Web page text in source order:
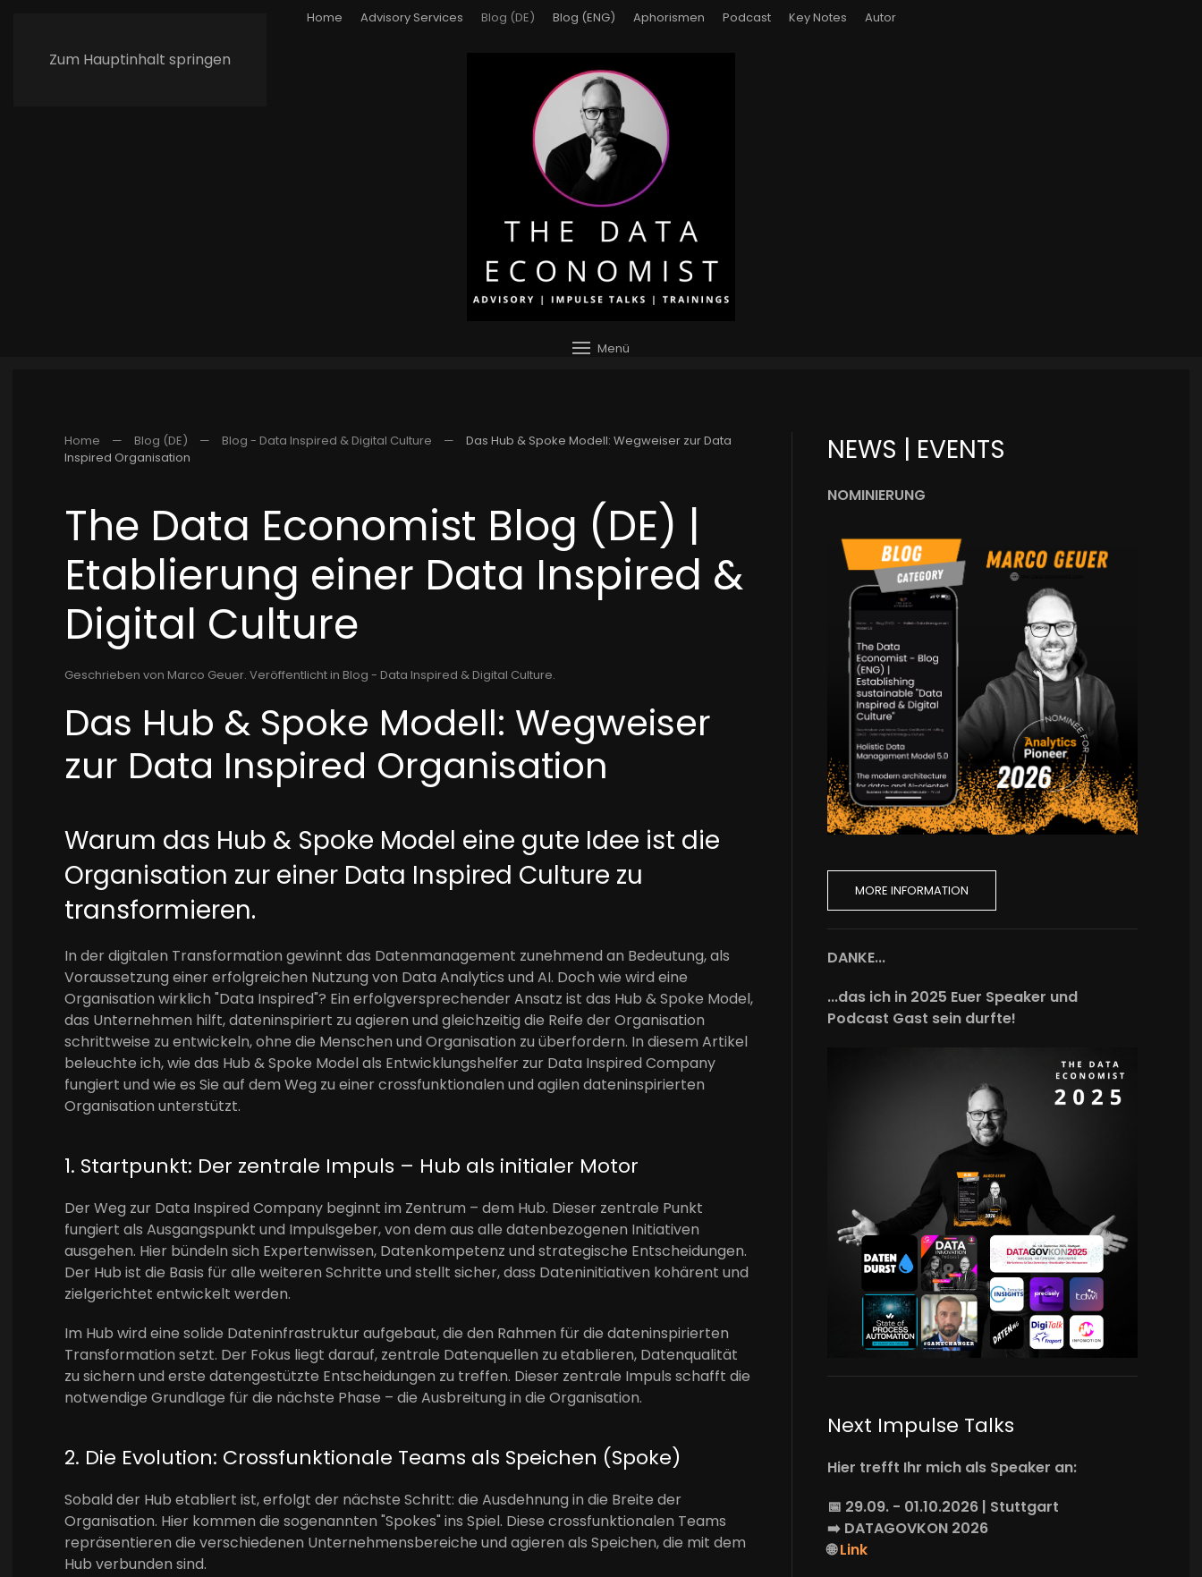
Zum Hauptinhalt springen
Home Advisory Services Blog (DE) Blog (ENG) Aphorismen Podcast Key Notes Autor
Menü
Home Blog (DE) Blog - Data Inspired & Digital Culture
Das Hub & Spoke Modell: Wegweiser zur Data
Inspired Organisation
The Data Economist Blog (DE) |
Etablierung einer Data Inspired &
Digital Culture
Geschrieben von Marco Geuer. Veröffentlicht in Blog - Data Inspired & Digital Culture.
Das Hub & Spoke Modell: Wegweiser
zur Data Inspired Organisation
Warum das Hub & Spoke Model eine gute Idee ist die
Organisation zur einer Data Inspired Culture zu
transformieren.
In der digitalen Transformation gewinnt das Datenmanagement zunehmend an Bedeutung, als
Voraussetzung einer erfolgreichen Nutzung von Data Analytics und AI. Doch wie wird eine
Organisation wirklich "Data Inspired"? Ein erfolgversprechender Ansatz ist das Hub & Spoke Model,
das Unternehmen hilft, dateninspiriert zu agieren und gleichzeitig die Reife der Organisation
schrittweise zu entwickeln, ohne die Menschen und Organisation zu überfordern. In diesem Artikel
beleuchte ich, wie das Hub & Spoke Model als Entwicklungshelfer zur Data Inspired Company
fungiert und wie es Sie auf dem Weg zu einer crossfunktionalen und agilen dateninspirierten
Organisation unterstützt.
1. Startpunkt: Der zentrale Impuls – Hub als initialer Motor
Der Weg zur Data Inspired Company beginnt im Zentrum – dem Hub. Dieser zentrale Punkt
fungiert als Ausgangspunkt und Impulsgeber, von dem aus alle datenbezogenen Initiativen
ausgehen. Hier bündeln sich Expertenwissen, Datenkompetenz und strategische Entscheidungen.
Der Hub ist die Basis für alle weiteren Schritte und stellt sicher, dass Dateninitiativen kohärent und
zielgerichtet entwickelt werden.
Im Hub wird eine solide Dateninfrastruktur aufgebaut, die den Rahmen für die dateninspirierten
Transformation setzt. Der Fokus liegt darauf, zentrale Datenquellen zu etablieren, Datenqualität
zu sichern und erste datengestützte Entscheidungen zu treffen. Dieser zentrale Impuls schafft die
notwendige Grundlage für die nächste Phase – die Ausbreitung in die Organisation.
2. Die Evolution: Crossfunktionale Teams als Speichen (Spoke)
Sobald der Hub etabliert ist, erfolgt der nächste Schritt: die Ausdehnung in die Breite der
Organisation. Hier kommen die sogenannten "Spokes" ins Spiel. Diese crossfunktionalen Teams
repräsentieren die verschiedenen Unternehmensbereiche und agieren als Speichen, die mit dem
Hub verbunden sind.
NEWS | EVENTS
NOMINIERUNG
MORE INFORMATION
DANKE...
...das ich in 2025 Euer Speaker und
Podcast Gast sein durfte!
Next Impulse Talks
Hier trefft Ihr mich als Speaker an:
📅 29.09. - 01.10.2026 | Stuttgart
➡️ DATAGOVKON 2026
🌐Link